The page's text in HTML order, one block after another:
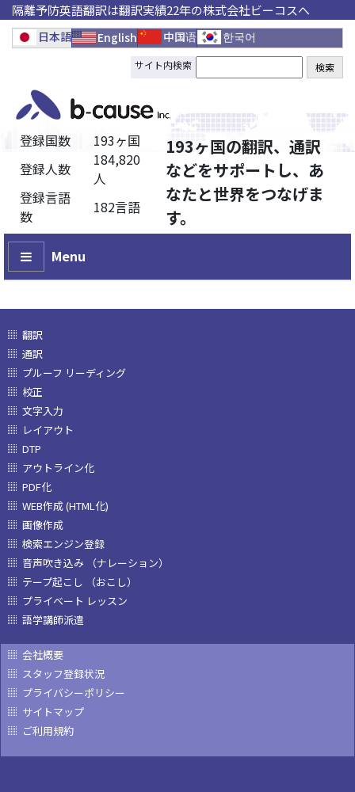
隔離予防英語翻訳は翻訳実績22年の株式会社ビーコスへ